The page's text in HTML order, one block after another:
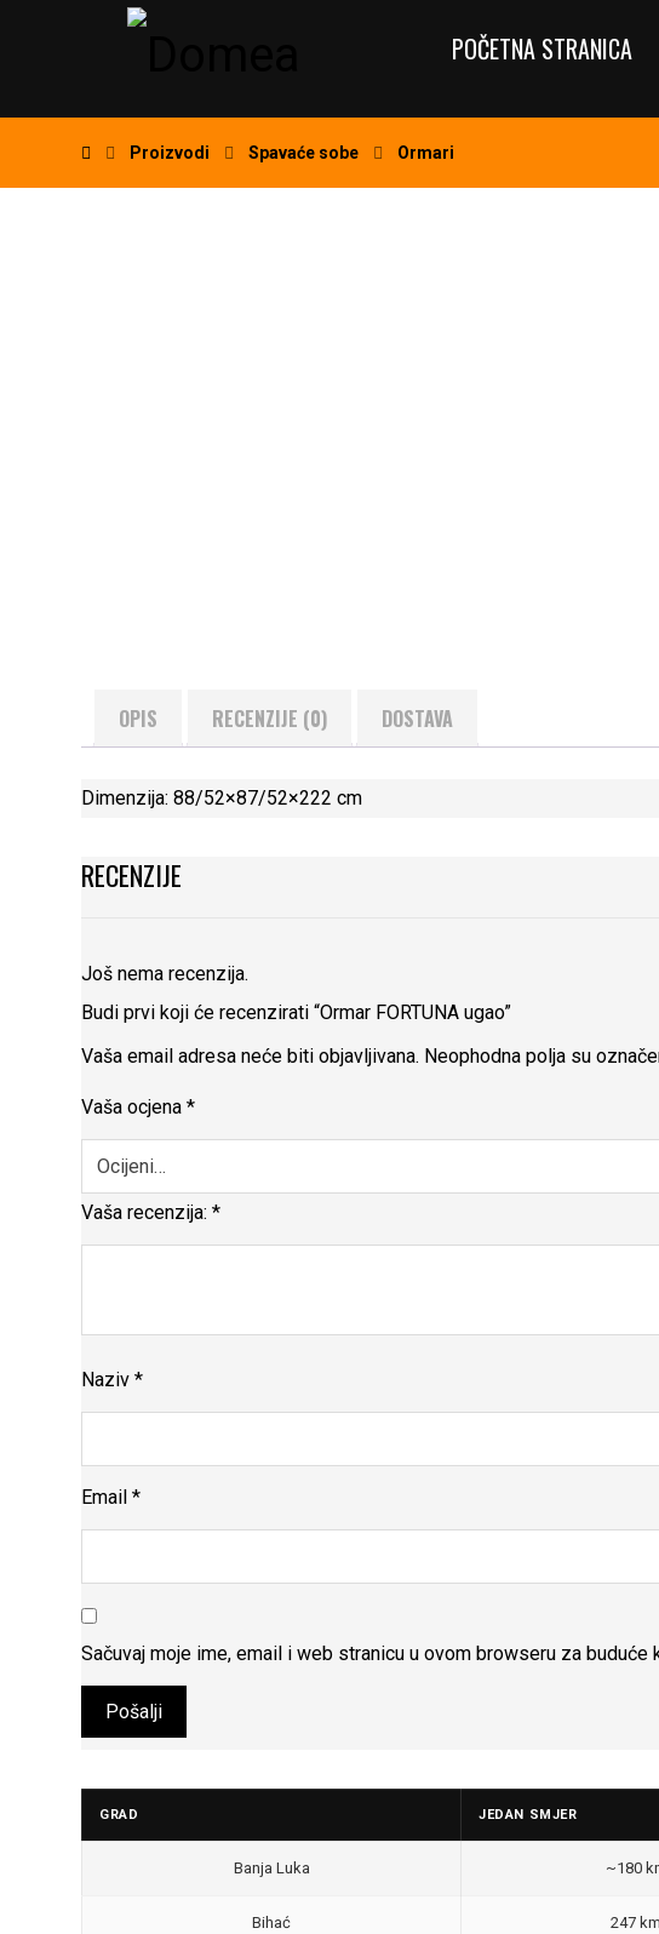
POČETNA STRANICA
Proizvodi Spavaće sobe Ormari
OPIS RECENZIJE (0) DOSTAVA
Dimenzija: 88/52×87/52×222 cm
RECENZIJE
Još nema recenzija.
Budi prvi koji će recenzirati “Ormar FORTUNA ugao”
Vaša email adresa neće biti objavljivana. Neophodna polja su
Vaša ocjena*
Vaša recenzija:*
Naziv*
Email*
Sačuvaj moje ime, email i web stranicu u ovom browseru za buduće
GRAD JEDAN SMJER
Banja Luka ~180
Bihać 247 km